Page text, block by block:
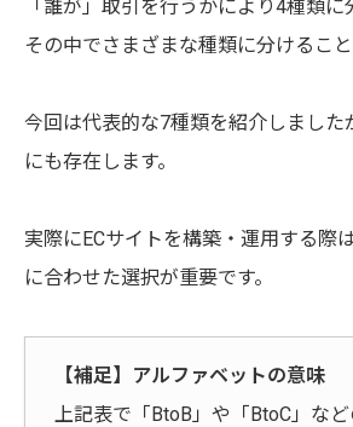
「誰が」取引を行うかにより4種類に
その中でさまざまな種類に分けること
今回は代表的な7種類を紹介しました
にも存在します。
実際にECサイトを構築・運用する際
に合わせた選択が重要です。
【補足】アルファベットの意味
上記表で「BtoB」や「BtoC」な